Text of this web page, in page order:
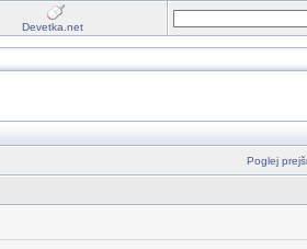
Devetka.net
Poglej